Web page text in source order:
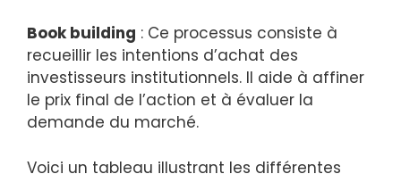
Book building : Ce processus consiste à
recueillir les intentions d’achat des
investisseurs institutionnels. Il aide à affiner
le prix final de l’action et à évaluer la
demande du marché.
Voici un tableau illustrant les différentes